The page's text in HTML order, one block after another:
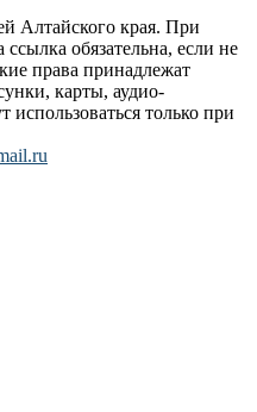
Алтайского края. При
обязательна, если не
права принадлежат
карты, аудио-
только при